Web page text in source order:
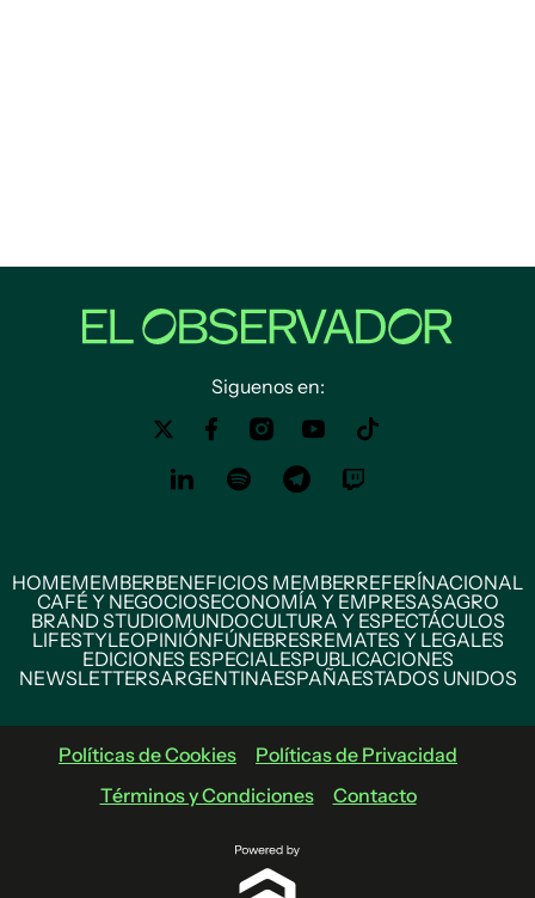
Siguenos en:
HOMEMEMBERBENEFICIOS MEMBERREFERÍNACIONAL
CAFÉ Y NEGOCIOSECONOMÍA Y EMPRESASAGRO
BRAND STUDIOMUNDOCULTURA Y ESPECTÁCULOS
LIFESTYLEOPINIÓNFÚNEBRESREMATES Y LEGALES
EDICIONES ESPECIALESPUBLICACIONES
NEWSLETTERSARGENTINAESPAÑAESTADOS UNIDOS
Políticas de Cookies
Políticas de Privacidad
Términos y Condiciones
Contacto